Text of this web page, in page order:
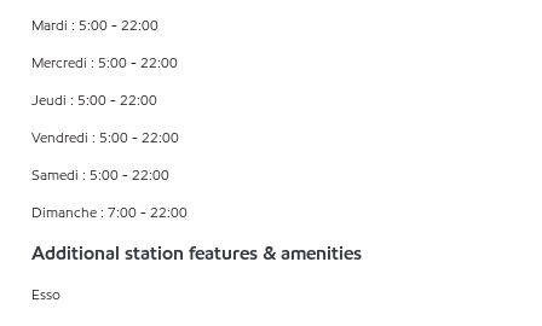
Mardi : 5:00 - 22:00
Mercredi : 5:00 - 22:00
Jeudi : 5:00 - 22:00
Vendredi : 5:00 - 22:00
Samedi : 5:00 - 22:00
Dimanche : 7:00 - 22:00
Additional station features & amenities
Esso